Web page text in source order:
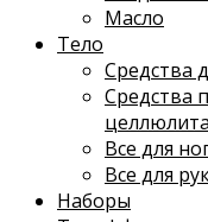
Масло
Тело
Средства
Средства
Все для
Все для
Наборы